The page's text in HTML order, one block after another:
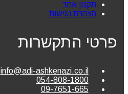
תקנון אתר
הצהרת נגישות
פרטי התקשרות
info@adi-ashkenazi.co.il
054-808-1800
09-7651-665